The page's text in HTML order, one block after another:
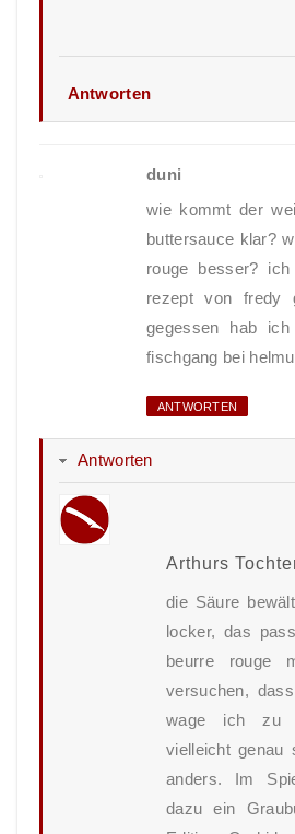
Antworten
duni
wie kommt der
buttersauce klar?
rouge besser?
rezept von fredy
gegessen hab
fischgang bei
ANTWORTEN
Antworten
Arthurs
die Säure
locker, das
beurre rouge
versuchen,
wage ich zu
vielleicht genau
anders. Im
dazu ein